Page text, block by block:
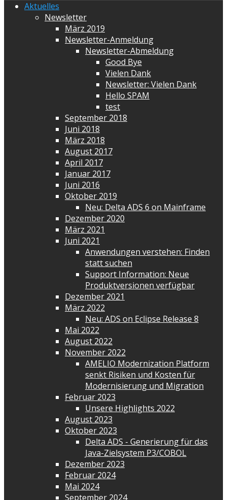
Aktuelles
Newsletter
März 2019
Newsletter-Anmeldung
Newsletter-Abmeldung
Good Bye
Vielen Dank
Newsletter: Vielen Dank
Hello SPAM
test
September 2018
Juni 2018
März 2018
August 2017
April 2017
Januar 2017
Juni 2016
Oktober 2019
Neu: Delta ADS 6 on Mainframe
Dezember 2020
März 2021
Juni 2021
Anwendungen verstehen: Finden
statt suchen
Support Information: Neue
Produktversionen verfügbar
Dezember 2021
März 2022
Neu: ADS on Eclipse Release 8
Mai 2022
August 2022
November 2022
AMELIO Modernization Platform
senkt Risiken und Kosten für
Modernisierung und Migration
Februar 2023
Unsere Highlights 2022
August 2023
Oktober 2023
Delta ADS - Generierung für das
Java-Zielsystem P3/COBOL
Dezember 2023
Februar 2024
Mai 2024
September 2024